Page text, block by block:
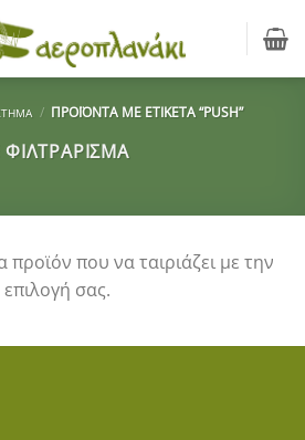
/ ΠΡΟΪΌΝΤΑ ΜΕ ΕΤΙΚΈΤΑ “PUSH”
ΦΙΛΤΡΆΡΙΣΜΑ
προϊόν που να ταιριάζει με την
επιλογή σας.